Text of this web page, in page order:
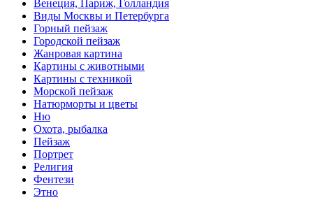
Венеция, Париж, Голландия
Виды Москвы и Петербурга
Горный пейзаж
Городской пейзаж
Жанровая картина
Картины с животными
Картины с техникой
Морской пейзаж
Натюрморты и цветы
Ню
Охота, рыбалка
Пейзаж
Портрет
Религия
Фентези
Этно